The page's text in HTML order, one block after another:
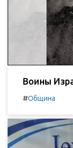
Воины
#Община